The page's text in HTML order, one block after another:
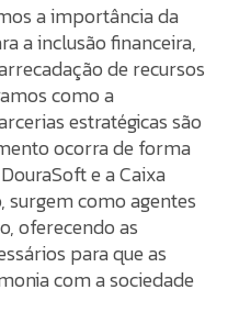
a importância da
a inclusão financeira,
de recursos
como a
estratégicas são
ocorra de forma
e a Caixa
surgem como agentes
oferecendo as
para que as
com a sociedade